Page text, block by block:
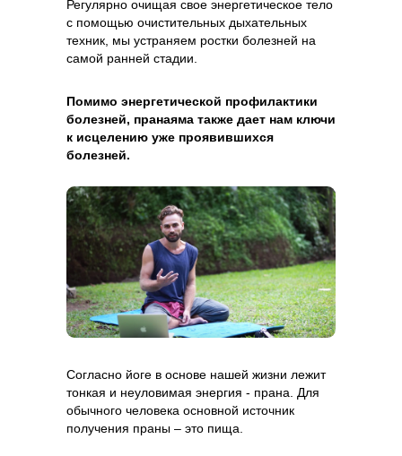
Регулярно очищая свое энергетическое тело
с помощью очистительных дыхательных
техник, мы устраняем ростки болезней на
самой ранней стадии.
Помимо энергетической профилактики
болезней, пранаяма также дает нам ключи
к исцелению уже проявившихся
болезней.
Согласно йоге в основе нашей жизни лежит
тонкая и неуловимая энергия - прана. Для
обычного человека основной источник
получения праны – это пища.